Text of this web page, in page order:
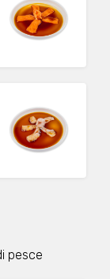
pesce